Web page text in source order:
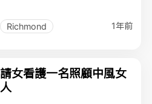
Richmond 1年前
請女看護一名照顧中風女
人